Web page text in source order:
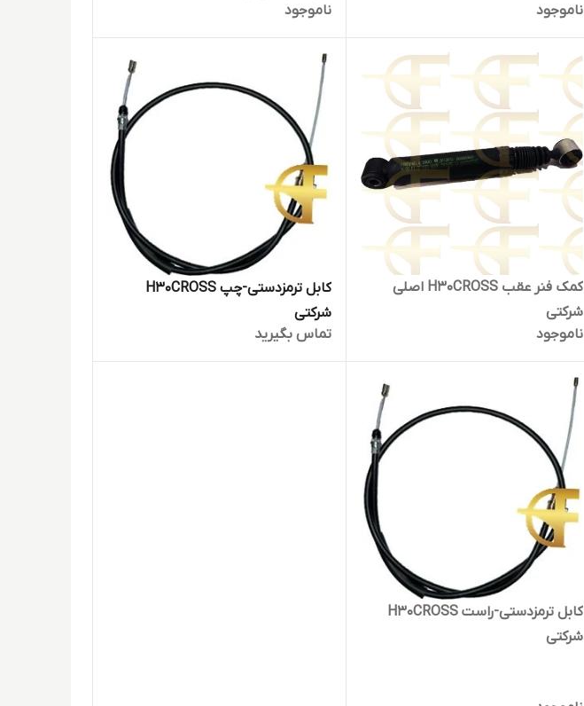
ناموجود
ناموجود
کمک فنر عقب H30CROSS اصلی
شرکتی
ناموجود
کابل ترمزدستی-چپ H30CROSS
شرکتی
تماس بگیرید
کابل ترمزدستی-راست H30CROSS
شرکتی